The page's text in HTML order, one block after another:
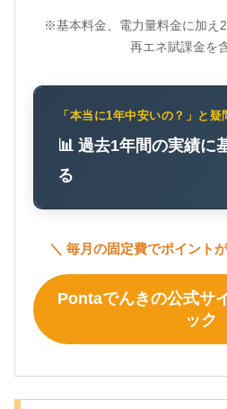
※基本料金、電力量料金に加え
再エネ賦課金を
「本当に1年中安いの？」と疑
📊 過去1年間の実績に
る
＼ 毎月の固定費でポイント
Pontaでんきの公式サ
ック